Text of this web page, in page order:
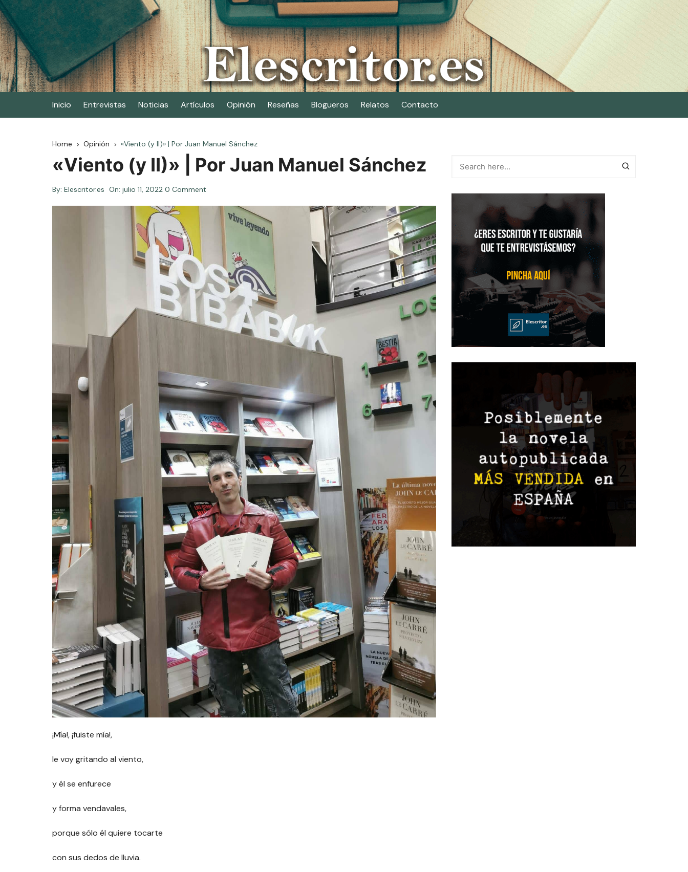
Skip
to
content
Elescritor.es
El periódico digital de los escritores
Inicio Entrevistas Noticias Artículos Opinión Reseñas Blogueros Relatos Contacto
Home Opinión «Viento (y II)» | Por Juan Manuel Sánchez
«Viento (y II)» | Por Juan Manuel Sánchez
By: Elescritor.es On: julio 11, 2022 0 Comment
¡Mía!, ¡fuiste mía!,
le voy gritando al viento,
y él se enfurece
y forma vendavales,
porque sólo él quiere tocarte
con sus dedos de lluvia.